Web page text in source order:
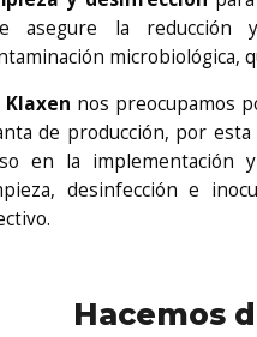
asegure la reducción
microbiológica,
Klaxen nos preocupamos
de producción, por
en la implementación
desinfección e
Hacemos